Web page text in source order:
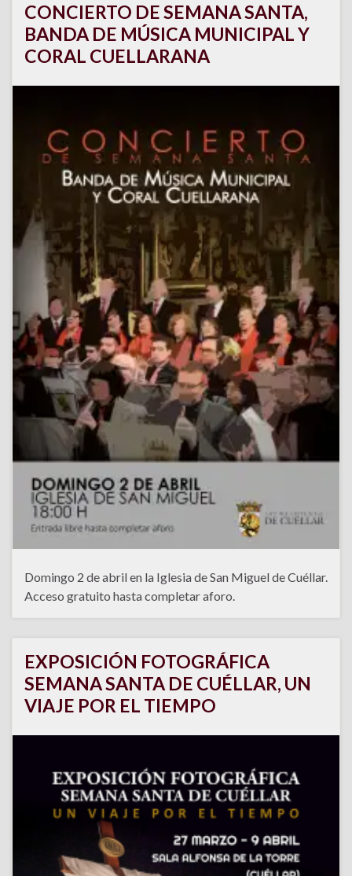
CONCIERTO DE SEMANA SANTA,
BANDA DE MÚSICA MUNICIPAL Y
CORAL CUELLARANA
Domingo 2 de abril en la Iglesia de San Miguel de Cuéllar.
Acceso gratuito hasta completar aforo.
EXPOSICIÓN FOTOGRÁFICA
SEMANA SANTA DE CUÉLLAR, UN
VIAJE POR EL TIEMPO